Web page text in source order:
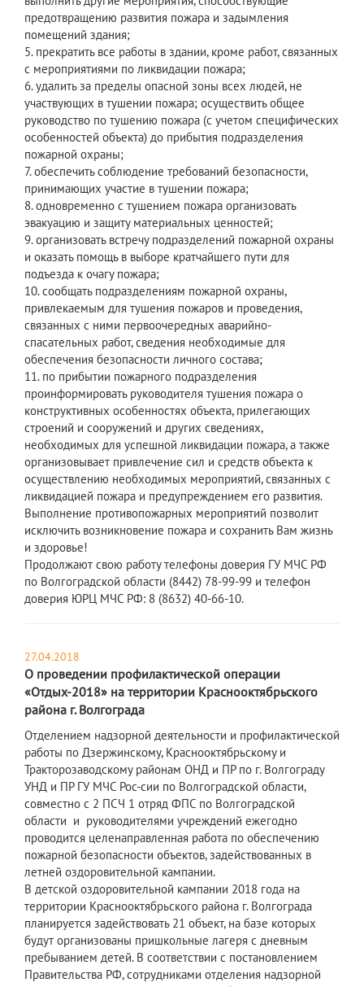
предотвращению развития пожара и задымления
помещений здания;
5. прекратить все работы в здании, кроме работ, связанных
с мероприятиями по ликвидации пожара;
6. удалить за пределы опасной зоны всех людей, не
участвующих в тушении пожара; осуществить общее
руководство по тушению пожара (с учетом специфических
особенностей объекта) до прибытия подразделения
пожарной охраны;
7. обеспечить соблюдение требований безопасности,
принимающих участие в тушении пожара;
8. одновременно с тушением пожара организовать
эвакуацию и защиту материальных ценностей;
9. организовать встречу подразделений пожарной охраны
и оказать помощь в выборе кратчайшего пути для
подъезда к очагу пожара;
10. сообщать подразделениям пожарной охраны,
привлекаемым для тушения пожаров и проведения,
связанных с ними первоочередных аварийно-
спасательных работ, сведения необходимые для
обеспечения безопасности личного состава;
11. по прибытии пожарного подразделения
проинформировать руководителя тушения пожара о
конструктивных особенностях объекта, прилегающих
строений и сооружений и других сведениях,
необходимых для успешной ликвидации пожара, а также
организовывает привлечение сил и средств объекта к
осуществлению необходимых мероприятий, связанных с
ликвидацией пожара и предупреждением его развития.
Выполнение противопожарных мероприятий позволит
исключить возникновение пожара и сохранить Вам жизнь
и здоровье!
Продолжают свою работу телефоны доверия ГУ МЧС РФ
по Волгоградской области (8442) 78-99-99 и телефон
доверия ЮРЦ МЧС РФ: 8 (8632) 40-66-10.
27.04.2018
О проведении профилактической операции
«Отдых-2018» на территории Краснооктябрьского
района г. Волгограда
Отделением надзорной деятельности и профилактической
работы по Дзержинскому, Краснооктябрьскому и
Тракторозаводскому районам ОНД и ПР по г. Волгограду
УНД и ПР ГУ МЧС Рос-сии по Волгоградской области,
совместно с 2 ПСЧ 1 отряд ФПС по Волгоградской
области и руководителями учреждений ежегодно
проводится целенаправленная работа по обеспечению
пожарной безопасности объектов, задействованных в
летней оздоровительной кампании.
В детской оздоровительной кампании 2018 года на
территории Краснооктябрьского района г. Волгограда
планируется задействовать 21 объект, на базе которых
будут организованы пришкольные лагеря с дневным
пребыванием детей. В соответствии с постановлением
Правительства РФ, сотрудниками отделения надзорной